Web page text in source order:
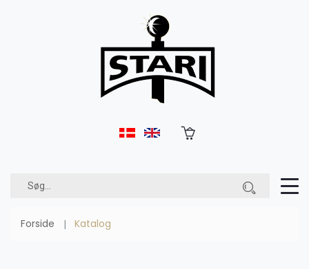
Forside Katalog